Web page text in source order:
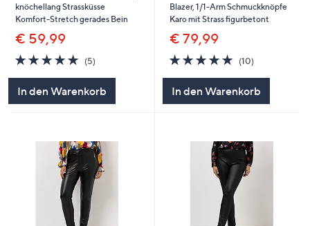
knöchellang Strassküsse
Komfort-Stretch gerades Bein
€ 59,99
4.8
von
5
(5)
In den Warenkorb
Blazer, 1/1-Arm Schmuckknöpfe
Karo mit Strass figurbetont
€ 79,99
4.8
von
5
(10)
In den Warenkorb